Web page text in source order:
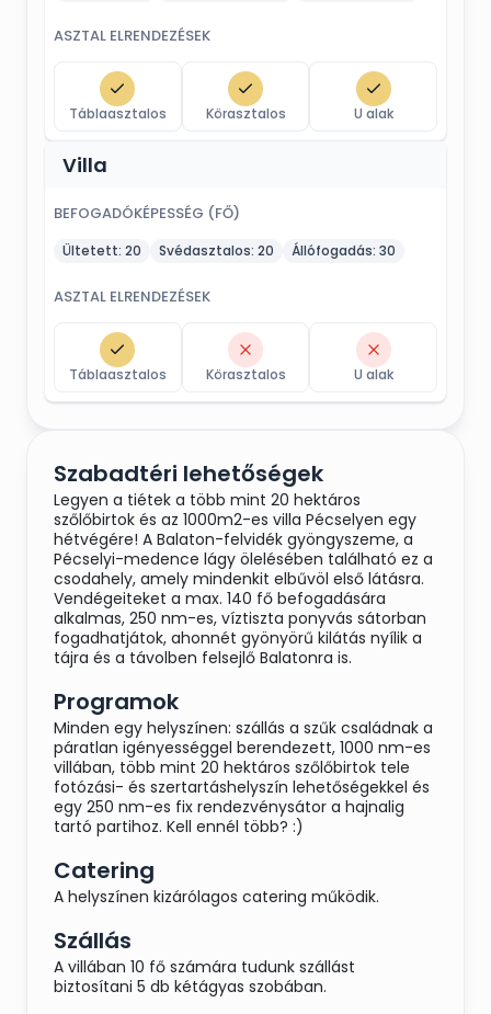
ASZTAL ELRENDEZÉSEK
Táblaasztalos Körasztalos U alak
Villa
BEFOGADÓKÉPESSÉG (FŐ)
Ültetett: 20 Svédasztalos: 20 Állófogadás: 30
ASZTAL ELRENDEZÉSEK
Táblaasztalos Körasztalos U alak
Szabadtéri lehetőségek
Legyen a tiétek a több mint 20 hektáros
szőlőbirtok és az 1000m2-es villa Pécselyen egy
hétvégére! A Balaton-felvidék gyöngyszeme, a
Pécselyi-medence lágy ölelésében található ez a
csodahely, amely mindenkit elbűvöl első látásra.
Vendégeiteket a max. 140 fő befogadására
alkalmas, 250 nm-es, víztiszta ponyvás sátorban
fogadhatjátok, ahonnét gyönyörű kilátás nyílik a
tájra és a távolben felsejlő Balatonra is.
Programok
Minden egy helyszínen: szállás a szűk családnak a
páratlan igényességgel berendezett, 1000 nm-es
villában, több mint 20 hektáros szőlőbirtok tele
fotózási- és szertartáshelyszín lehetőségekkel és
egy 250 nm-es fix rendezvénysátor a hajnalig
tartó partihoz. Kell ennél több? :)
Catering
A helyszínen kizárólagos catering működik.
Szállás
A villában 10 fő számára tudunk szállást
biztosítani 5 db kétágyas szobában.